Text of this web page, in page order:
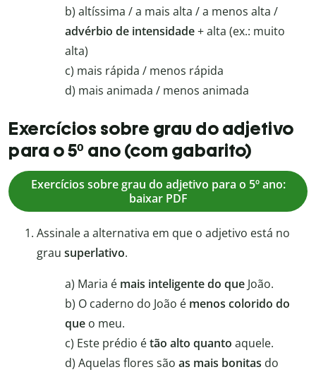
b) altíssima / a mais alta / a menos alta /
advérbio de intensidade+ alta (ex.: muito
alta)
c) mais rápida / menos rápida
d) mais animada / menos animada
Exercícios sobre grau do adjetivo
para o 5º ano (com gabarito)
Exercícios sobre grau do adjetivo para o 5º ano:
baixar PDF
Assinale a alternativa em que o adjetivo está no
grau superlativo.
a) Maria é mais inteligente do que João.
b) O caderno do João é menos colorido do
que o meu.
c) Este prédio étão alto quanto aquele.
d) Aquelas flores são as mais bonitas do